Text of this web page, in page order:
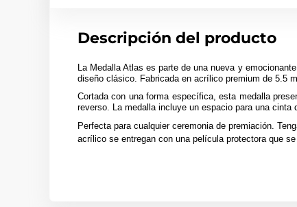
Descripción del producto
La Medalla Atlas es parte de una nueva y
diseño clásico. Fabricada en acrílico premium de 5.5
Cortada con una forma específica, esta medalla
reverso. La medalla incluye un espacio para una cinta
Perfecta para cualquier ceremonia de premiación.
acrílico se entregan con una película protectora que